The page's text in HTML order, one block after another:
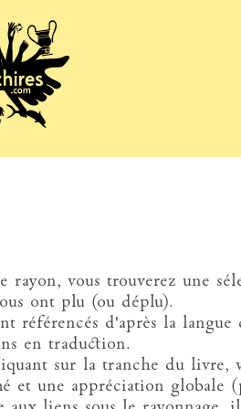
rayon, vous trouverez une
ont plu (ou déplu).
référencés d'après la
en traduction.
sur la tranche du livre,
et une appréciation globale